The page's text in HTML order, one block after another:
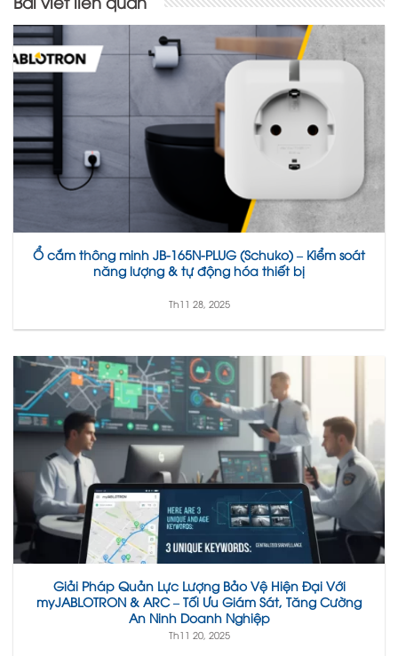
Ổ cắm thông minh JB-165N-PLUG (Schuko) – Kiểm soát
năng lượng & tự động hóa thiết bị
Th11 28, 2025
Giải Pháp Quản Lực Lượng Bảo Vệ Hiện Đại Với
myJABLOTRON & ARC – Tối Ưu Giám Sát, Tăng Cường
An Ninh Doanh Nghiệp
Th11 20, 2025